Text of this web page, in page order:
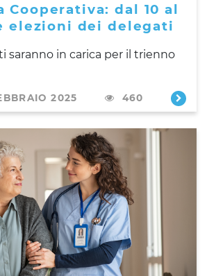
Cooperativa: dal 10 al
elezioni dei delegati
saranno in carica per il trienno
2025 460